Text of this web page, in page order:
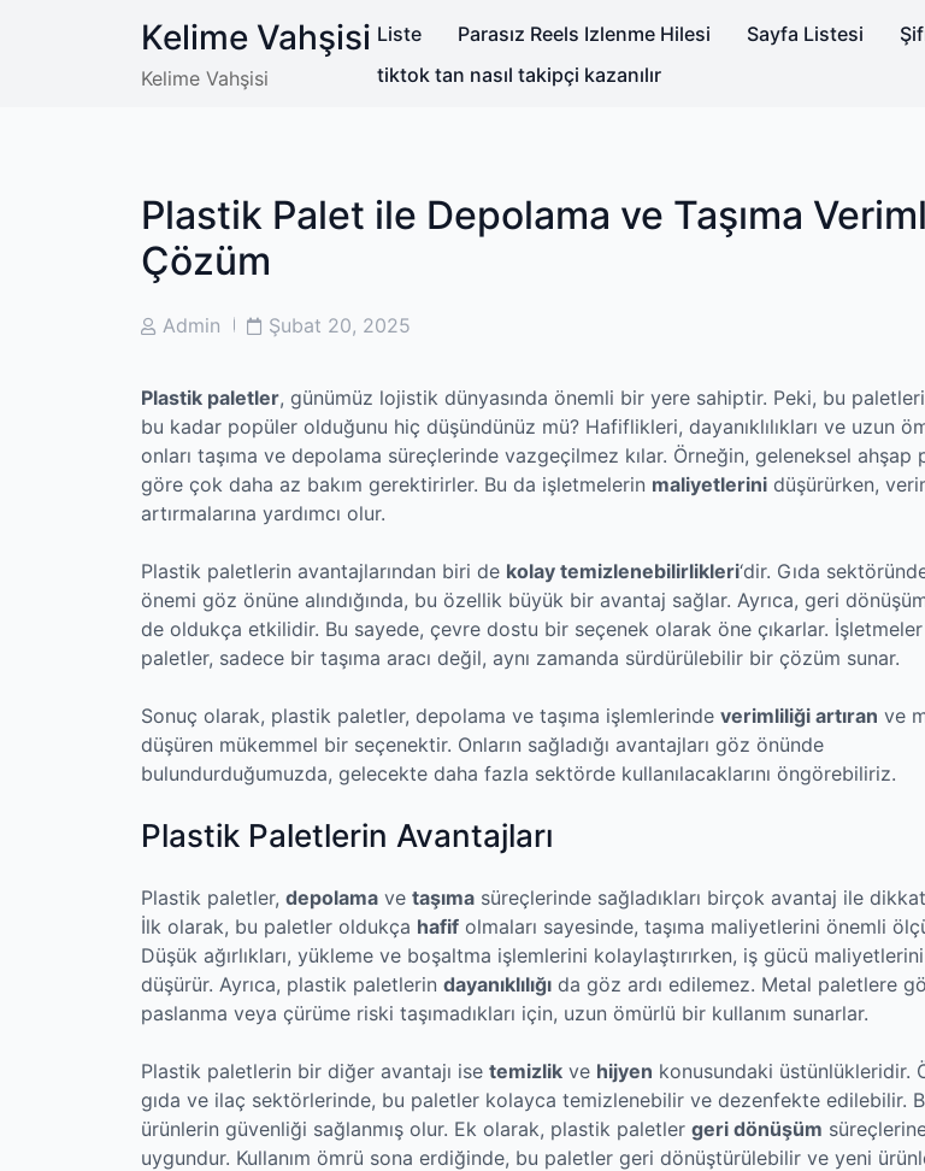
Kelime Vahşisi
Kelime Vahşisi
Liste Parasız Reels Izlenme Hilesi Sayfa Listesi
tiktok tan nasıl takipçi kazanılır
Plastik Palet ile Depolama ve Taşıma
Çözüm
PostAdmin
PostŞubat 20, 2025
Plastik paletler, günümüz lojistik dünyasında önemli bir yere sahiptir. Peki, bu
bu kadar popüler olduğunu hiç düşündünüz mü? Hafiflikleri, dayanıklılıkları ve uzun
onları taşıma ve depolama süreçlerinde vazgeçilmez kılar. Örneğin, geleneksel ahşap
göre çok daha az bakım gerektirirler. Bu da işletmelerin maliyetlerini düşürürken,
artırmalarına yardımcı olur.
Plastik paletlerin avantajlarından biri de kolay temizlenebilirlikleri‘dir. Gıda
önemi göz önüne alındığında, bu özellik büyük bir avantaj sağlar. Ayrıca, geri
de oldukça etkilidir. Bu sayede, çevre dostu bir seçenek olarak öne çıkarlar.
paletler, sadece bir taşıma aracı değil, aynı zamanda sürdürülebilir bir çözüm sunar.
Sonuç olarak, plastik paletler, depolama ve taşıma işlemlerinde verimliliği artıran ve
düşüren mükemmel bir seçenektir. Onların sağladığı avantajları göz önünde
bulundurduğumuzda, gelecekte daha fazla sektörde kullanılacaklarını öngörebiliriz.
Plastik Paletlerin Avantajları
Plastik paletler, depolama ve taşıma süreçlerinde sağladıkları birçok avantaj ile
İlk olarak, bu paletler oldukça hafif olmaları sayesinde, taşıma maliyetlerini önemli
Düşük ağırlıkları, yükleme ve boşaltma işlemlerini kolaylaştırırken, iş gücü
düşürür. Ayrıca, plastik paletlerin dayanıklılığı da göz ardı edilemez. Metal paletlere
paslanma veya çürüme riski taşımadıkları için, uzun ömürlü bir kullanım sunarlar.
Plastik paletlerin bir diğer avantajı ise temizlik ve hijyen konusundaki üstünlükleridir.
gıda ve ilaç sektörlerinde, bu paletler kolayca temizlenebilir ve dezenfekte edilebilir.
ürünlerin güvenliği sağlanmış olur. Ek olarak, plastik paletler geri dönüşüm
uygundur. Kullanım ömrü sona erdiğinde, bu paletler geri dönüştürülebilir ve yeni